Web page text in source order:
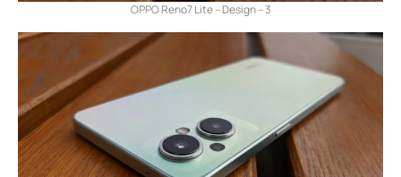
OPPO Reno7 Lite – Design – 3